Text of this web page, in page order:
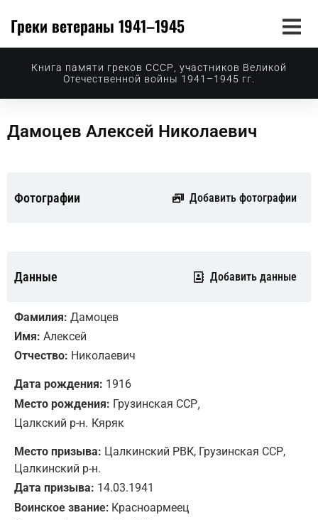
Греки ветераны 1941–1945
Книга памяти греков СССР, участников Великой
Отечественной войны 1941–1945 гг.
Дамоцев Алексей Николаевич
Фотографии Добавить фотографии
Данные Добавить данные
Фамилия: Дамоцев
Имя: Алексей
Отчество: Николаевич
Дата рождения: 1916
Место рождения: Грузинская ССР,
Цалкский р-н. Кяряк
Место призыва: Цалкинский РВК, Грузинская ССР,
Цалкинский р-н.
Дата призыва: 14.03.1941
Воинское звание: Красноармеец